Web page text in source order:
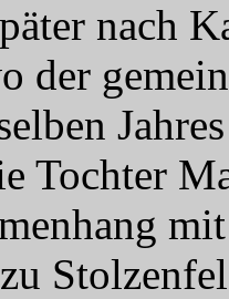
nach
der
Tochter